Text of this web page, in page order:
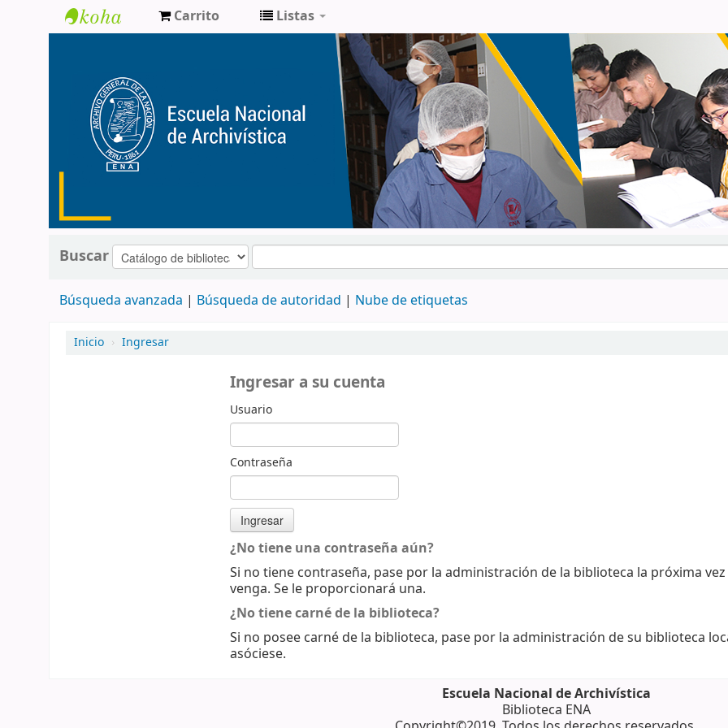
Biblioteca
ENA
Carrito Listas
Buscar
Búsqueda avanzada Búsqueda de autoridad Nube de etiquetas
Inicio › Ingresar
Ingresar a su cuenta
Usuario
Contraseña
¿No tiene una contraseña aún?
Si no tiene contraseña, pase por la administración de la biblioteca la próxima
venga. Se le proporcionará una.
¿No tiene carné de la biblioteca?
Si no posee carné de la biblioteca, pase por la administración de su biblioteca
asóciese.
Escuela Nacional de Archivística
Biblioteca ENA